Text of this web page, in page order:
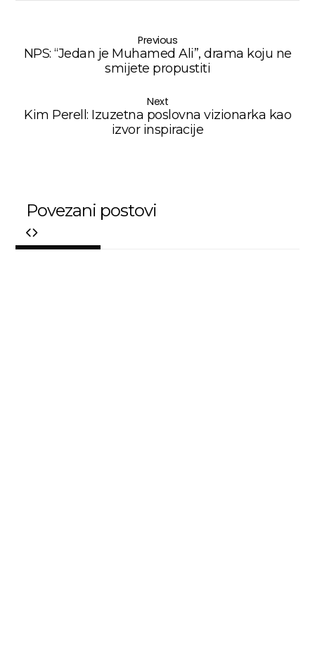
Previous
NPS: “Jedan je Muhamed Ali”, drama koju ne
smijete propustiti
Next
Kim Perell: Izuzetna poslovna vizionarka kao
izvor inspiracije
Povezani postovi